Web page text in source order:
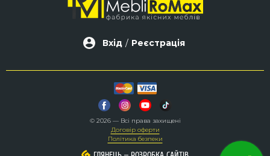
Вхід / Реєстрація
© 2026 — Всі права захищені
Договір оферти
Політика безпеки